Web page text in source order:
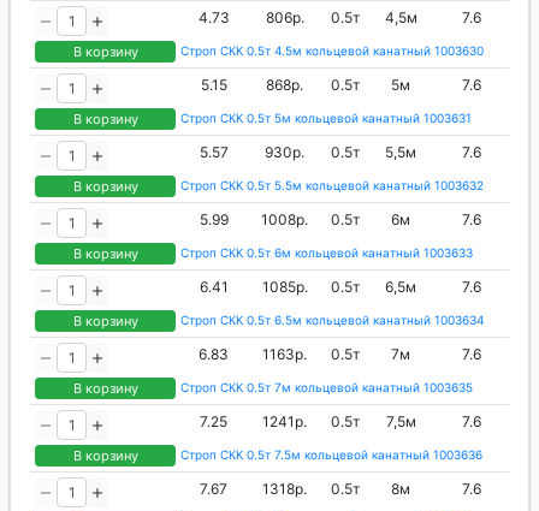
В корзину
4.73 806р. 0.5т 4,5м 7.6
Строп СКК 0.5т 4.5м кольцевой канатный 1003630
В корзину
5.15 868р. 0.5т 5м 7.6
Строп СКК 0.5т 5м кольцевой канатный 1003631
В корзину
5.57 930р. 0.5т 5,5м 7.6
Строп СКК 0.5т 5.5м кольцевой канатный 1003632
В корзину
5.99 1008р. 0.5т 6м 7.6
Строп СКК 0.5т 6м кольцевой канатный 1003633
В корзину
6.41 1085р. 0.5т 6,5м 7.6
Строп СКК 0.5т 6.5м кольцевой канатный 1003634
В корзину
6.83 1163р. 0.5т 7м 7.6
Строп СКК 0.5т 7м кольцевой канатный 1003635
В корзину
7.25 1241р. 0.5т 7,5м 7.6
Строп СКК 0.5т 7.5м кольцевой канатный 1003636
7.67 1318р. 0.5т 8м 7.6